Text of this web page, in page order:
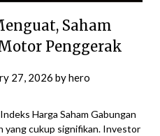
Saham
Penggerak
27, 2026 byhero
Harga Saham Gabungan
yang cukup signifikan. Investor